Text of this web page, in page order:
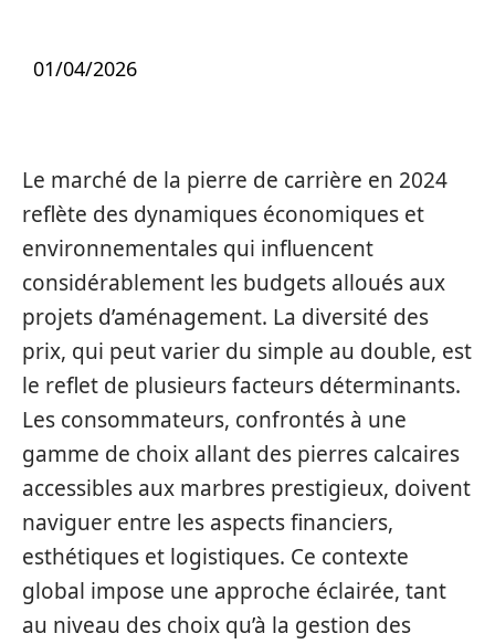
01/04/2026
Le marché de la pierre de carrière en 2024
reflète des dynamiques économiques et
environnementales qui influencent
considérablement les budgets alloués aux
projets d’aménagement. La diversité des
prix, qui peut varier du simple au double, est
le reflet de plusieurs facteurs déterminants.
Les consommateurs, confrontés à une
gamme de choix allant des pierres calcaires
accessibles aux marbres prestigieux, doivent
naviguer entre les aspects financiers,
esthétiques et logistiques. Ce contexte
global impose une approche éclairée, tant
au niveau des choix qu’à la gestion des